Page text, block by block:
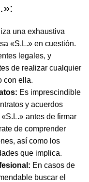
una exhaustiva
«S.L.» en cuestión.
legales, y
de realizar cualquier
con ella.
Es imprescindible
y acuerdos
antes de firmar
de comprender
así como los
que implica.
En casos de
buscar el